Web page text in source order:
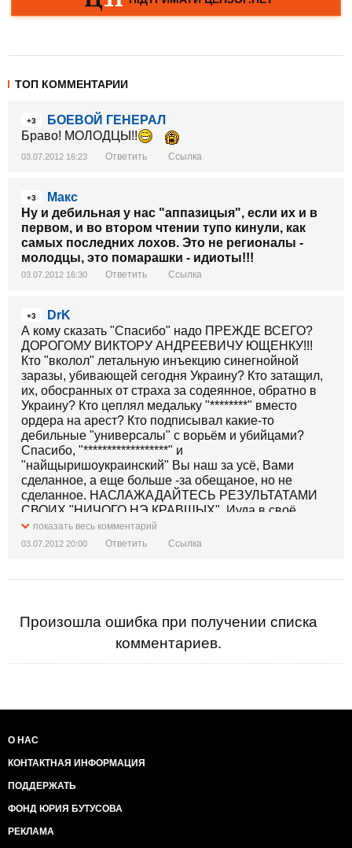
ТОП КОММЕНТАРИИ
+3
БОЕВОЙ ГЕНЕРАЛ
Браво! МОЛОДЦЫ!!
03.07.2012 16:23 Ответить Ссылка
+3
Макс
Ну и дебильная у нас "аппазицыя", если их и в
первом, и во втором чтении тупо кинули, как
самых последних лохов. Это не регионалы -
молодцы, это помарашки - идиоты!!!
03.07.2012 16:30 Ответить Ссылка
+3
DrK
А кому сказать "Спасибо" надо ПРЕЖДЕ ВСЕГО?
ДОРОГОМУ ВИКТОРУ АНДРЕЕВИЧУ ЮЩЕНКУ!!!
Кто "вколол" летальную инъекцию синегнойной
заразы, убивающей сегодня Украину? Кто затащил,
их, обосранных от страха за содеянное, обратно в
Украину? Кто цеплял медальку "********" вместо
ордера на арест? Кто подписывал какие-то
дебильные "универсалы" с ворьём и убийцами?
Спасибо, "******************" и
"найщыришоукраинский" Вы наш за усё, Вами
сделанное, а еще больше -за обещаное, но не
сделанное. НАСЛАЖАДАЙТЕСЬ РЕЗУЛЬТАТАМИ
СВОИХ "НИЧОГО НЭ КРАВШЫХ". Иуда в своё
время, повесился, когда увидел, что натворил. Это
так, "навеяло".
показать весь комментарий
03.07.2012 20:00 Ответить Ссылка
Произошла ошибка при получении списка
комментариев.
О НАС
КОНТАКТНАЯ ИНФОРМАЦИЯ
ПОДДЕРЖАТЬ
ФОНД ЮРИЯ БУТУСОВА
РЕКЛАМА